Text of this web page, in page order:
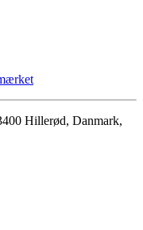
Hillerød, Danmark,